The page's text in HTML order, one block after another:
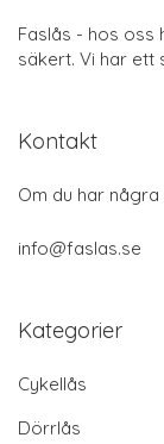
Faslås - hos oss
säkert. Vi har ett
Kontakt
Om du har
info@faslas.se
Kategorier
Cykellås
Dörrlås